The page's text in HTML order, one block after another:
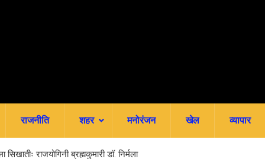
राजनीति शहर मनोरंजन खेल व्यापार
राजयोगिनी ब्रह्मकुमारी डॉ. निर्मला